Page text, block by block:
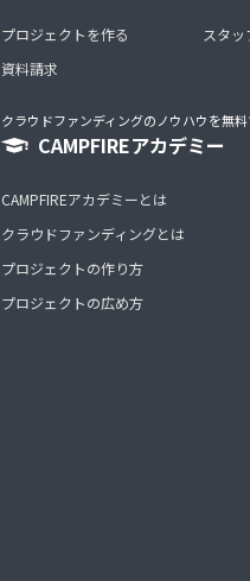
プロジェクトを作る
資料請求
スタッ
クラウドファンディングのノウハウを無料
CAMPFIREアカデミー
CAMPFIREアカデミーとは
クラウドファンディングとは
プロジェクトの作り方
プロジェクトの広め方